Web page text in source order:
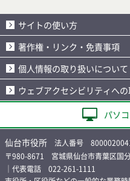
サイトの使い方
著作権・リンク・免責事項
個人情報の取り扱いについて
ウェブアクセシビリティへ
パソ
仙台市役所 法人番号
〒980-8671 宮城県仙台市青葉区国
｜代表電話 022-261-1111